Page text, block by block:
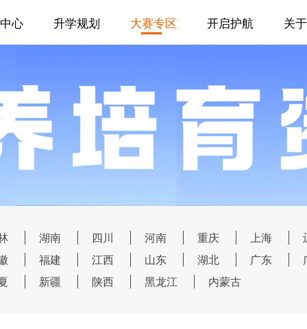
心 升学规划 大赛专区 开启护航 关
湖南 四川 河南 重庆 上海
福建 江西 山东 湖北 广东
新疆 陕西 黑龙江 内蒙古